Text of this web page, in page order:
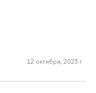
12 октября, 2023 г.